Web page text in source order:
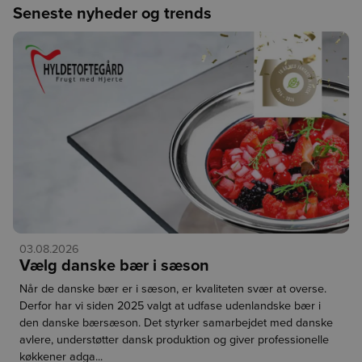
Seneste nyheder og trends
03.08.2026
Vælg danske bær i sæson
Når de danske bær er i sæson, er kvaliteten svær at overse.
Derfor har vi siden 2025 valgt at udfase udenlandske bær i
den danske bærsæson. Det styrker samarbejdet med danske
avlere, understøtter dansk produktion og giver professionelle
køkkener adga...
Sæsonfristelser fra
Skovsgaard
Forrige
Husk, at du blot skal klikke på varenummeret for at komme
direkte til varen.
Den økologiske produktion er i fuld gang hos Skovsgaard, og
vi giver dig her et spændende udpluk af aktuelle varer, som
er håndhøstet af vores egne gartnere Lana og Georgia.
Økologiske dildskærme – Skovsgaard (
Sæsonen for danske krydderurter er i fuld gang, og dilden
på Skovsgaard har fået de fineste skærme. De florlette
dildskærme er dyrket økologisk og regenerativt med
omtanke for naturen. Dildskærmene er perfekte til syltning